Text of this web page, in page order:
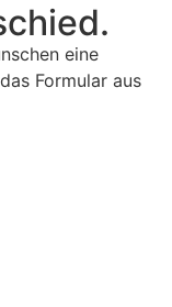
eine
Formular aus